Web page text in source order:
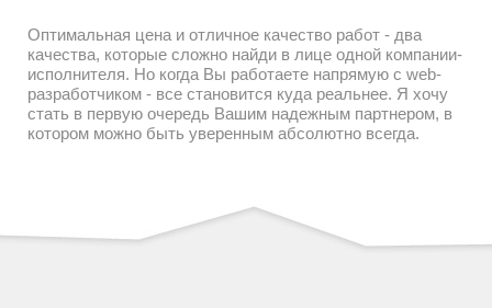
Оптимальная цена и отличное качество работ - два
качества, которые сложно найди в лице одной компании-
исполнителя. Но когда Вы работаете напрямую с web-
разработчиком - все становится куда реальнее. Я хочу
стать в первую очередь Вашим надежным партнером, в
котором можно быть уверенным абсолютно всегда.